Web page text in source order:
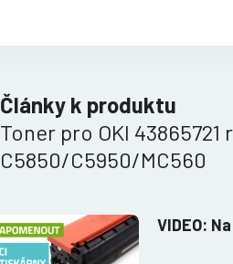
Články k produktu
Toner pro OKI
C5850/C5950/MC560
VIDEO: